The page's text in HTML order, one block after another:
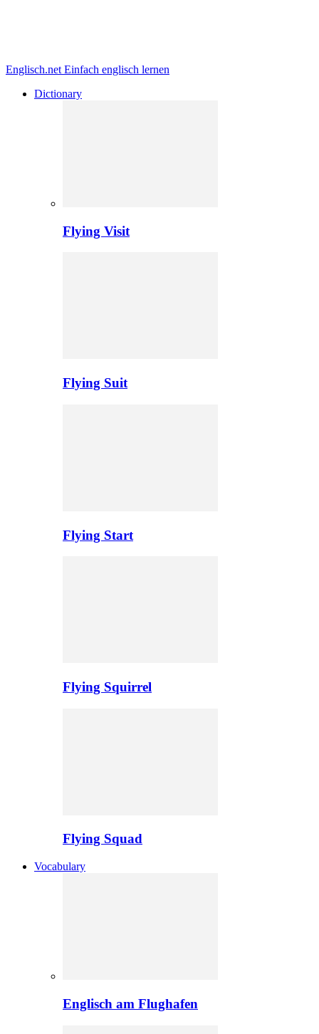
Englisch.net Einfach englisch lernen
Dictionary
Flying Visit
Flying Suit
Flying Start
Flying Squirrel
Flying Squad
Vocabulary
Englisch am Flughafen